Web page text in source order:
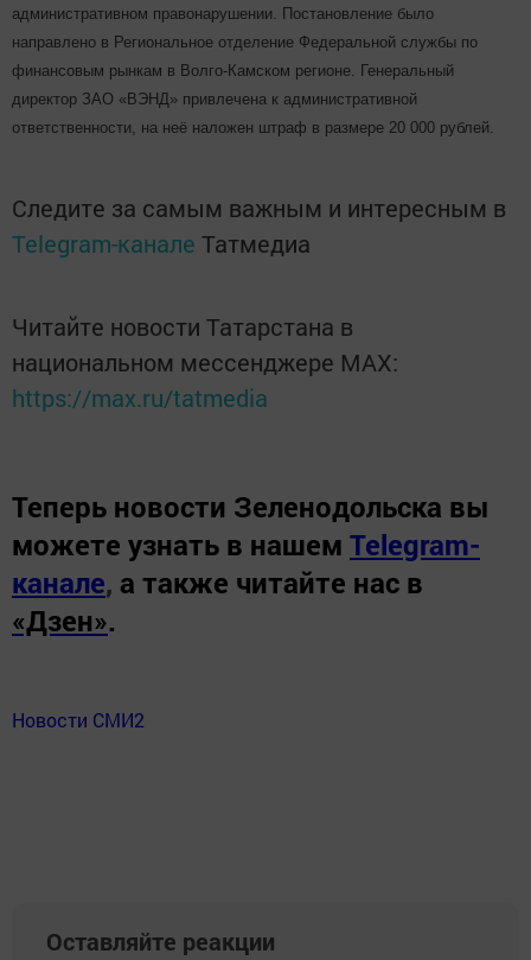
административном правонарушении. Постановление было
направлено в Региональное отделение Федеральной службы по
финансовым рынкам в Волго-Камском регионе. Генеральный
директор ЗАО «ВЭНД» привлечена к административной
ответственности, на неё наложен штраф в размере 20 000 рублей.
Следите за самым важным и интересным в
Telegram-канале Татмедиа
Читайте новости Татарстана в
национальном мессенджере MАХ:
https://max.ru/tatmedia
Теперь новости Зеленодольска вы
можете узнать в нашем Telegram-
канале, а также читайте нас в
«Дзен».
Новости СМИ2
Оставляйте реакции